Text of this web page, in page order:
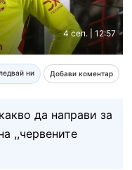
4 сеп. | 12:57
ни Добави коментар
да направи за
,,червените